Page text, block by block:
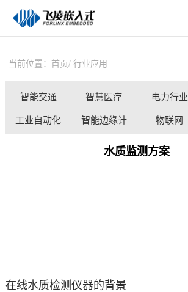
当前位置： 首页 行业应用
智能交通 智慧医疗 电力行业
工业自动化 智能边缘计
算
物联网
水质监测方案
在线水质检测仪器的背景